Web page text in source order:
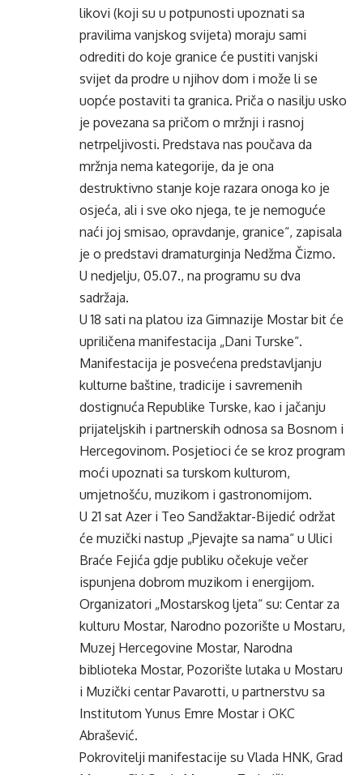
likovi (koji su u potpunosti upoznati sa
pravilima vanjskog svijeta) moraju sami
odrediti do koje granice će pustiti vanjski
svijet da prodre u njihov dom i može li se
uopće postaviti ta granica. Priča o nasilju usko
je povezana sa pričom o mržnji i rasnoj
netrpeljivosti. Predstava nas poučava da
mržnja nema kategorije, da je ona
destruktivno stanje koje razara onoga ko je
osjeća, ali i sve oko njega, te je nemoguće
naći joj smisao, opravdanje, granice“, zapisala
je o predstavi dramaturginja Nedžma Čizmo.
U nedjelju, 05.07., na programu su dva
sadržaja.
U 18 sati na platou iza Gimnazije Mostar bit će
upriličena manifestacija „Dani Turske“.
Manifestacija je posvećena predstavljanju
kulturne baštine, tradicije i savremenih
dostignuća Republike Turske, kao i jačanju
prijateljskih i partnerskih odnosa sa Bosnom i
Hercegovinom. Posjetioci će se kroz program
moći upoznati sa turskom kulturom,
umjetnošću, muzikom i gastronomijom.
U 21 sat Azer i Teo Sandžaktar-Bijedić održat
će muzički nastup „Pjevajte sa nama“ u Ulici
Braće Fejića gdje publiku očekuje večer
ispunjena dobrom muzikom i energijom.
Organizatori „Mostarskog ljeta“ su: Centar za
kulturu Mostar, Narodno pozorište u Mostaru,
Muzej Hercegovine Mostar, Narodna
biblioteka Mostar, Pozorište lutaka u Mostaru
i Muzički centar Pavarotti, u partnerstvu sa
Institutom Yunus Emre Mostar i OKC
Abrašević.
Pokrovitelji manifestacije su Vlada HNK, Grad